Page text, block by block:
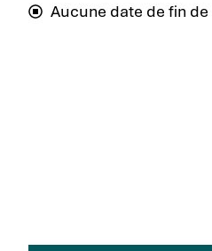
Aucune date de fin